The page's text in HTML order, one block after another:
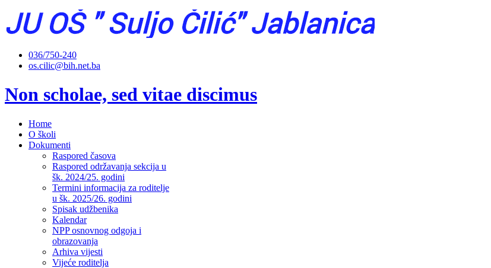
036/750-240
os.cilic@bih.net.ba
Non scholae, sed vitae discimus
Home
O školi
Dokumenti
Raspored časova
Raspored održavanja sekcija u
šk. 2024/25. godini
Termini informacija za roditelje
u šk. 2025/26. godini
Spisak udžbenika
Kalendar
NPP osnovnog odgoja i
obrazovanja
Arhiva vijesti
Vijeće roditelja